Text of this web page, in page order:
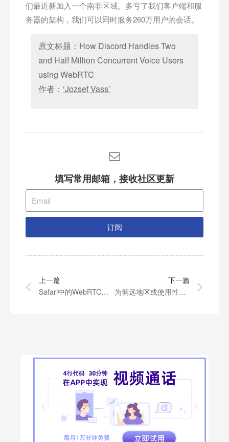
们最近新加入一个南非区域。多亏了我们客户端和服
务器的架构，我们可以同时服务260万用户的会话。
原文标题：How Discord Handles Two
and Half Million Concurrent Voice Users
using WebRTC
作者： ‘Jozsef Vass’
填写常用邮箱，接收社区更新
订阅
上一篇
Safari中的WebRTC教程
下一篇
为偏远地区或使用性能有限设备的病人建立远程医疗视频会议连接(一)